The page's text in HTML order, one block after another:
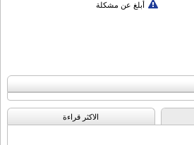
أبلغ عن مشكلة
الاکثر قراءة